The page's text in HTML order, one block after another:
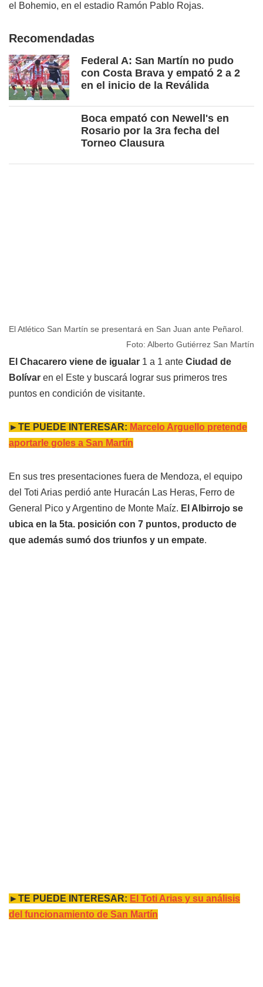
el Bohemio, en el estadio Ramón Pablo Rojas.
Recomendadas
Federal A: San Martín no pudo
con Costa Brava y empató 2 a 2
en el inicio de la Reválida
Boca empató con Newell's en
Rosario por la 3ra fecha del
Torneo Clausura
El Atlético San Martín se presentará en San Juan ante Peñarol.
Foto: Alberto Gutiérrez San Martín
El Chacarero viene de igualar 1 a 1 ante Ciudad de
Bolívar en el Este y buscará lograr sus primeros tres
puntos en condición de visitante.
►TE PUEDE INTERESAR: Marcelo Arguello pretende
aportarle goles a San Martín
En sus tres presentaciones fuera de Mendoza, el equipo
del Toti Arias perdió ante Huracán Las Heras, Ferro de
General Pico y Argentino de Monte Maíz. El Albirrojo se
ubica en la 5ta. posición con 7 puntos, producto de
que además sumó dos triunfos y un empate.
►TE PUEDE INTERESAR: El Toti Arias y su análisis
del funcionamiento de San Martín